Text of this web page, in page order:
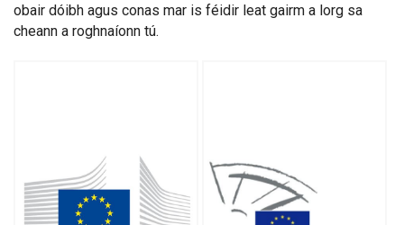
obair dóibh agus conas mar is féidir leat gairm a lorg sa
cheann a roghnaíonn tú.